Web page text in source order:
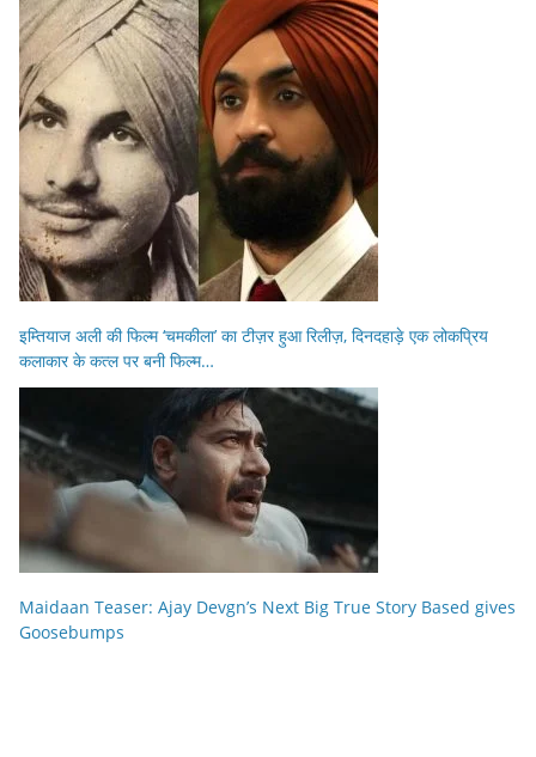
इम्तियाज अली की फिल्म ‘चमकीला’ का टीज़र हुआ रिलीज़, दिनदहाड़े एक लोकप्रिय
कलाकार के कत्ल पर बनी फिल्म…
Maidaan Teaser: Ajay Devgn’s Next Big True Story Based gives
Goosebumps